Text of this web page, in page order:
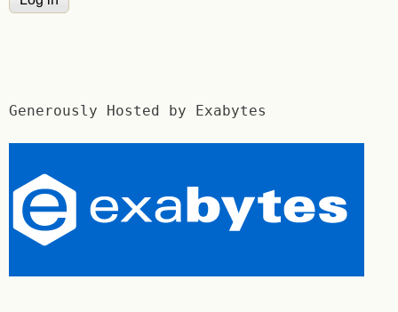
Generously Hosted by Exabytes